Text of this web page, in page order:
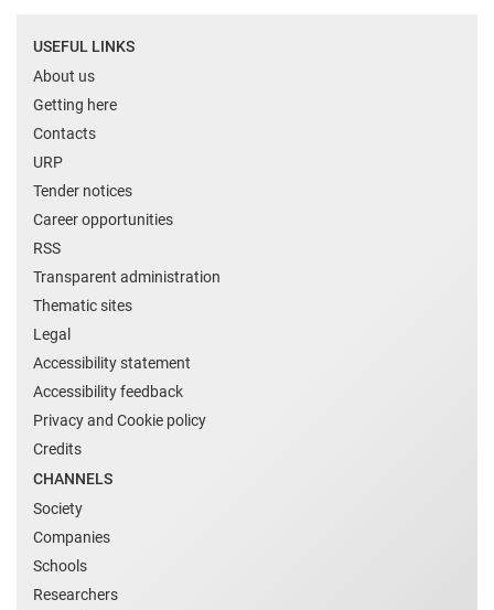
USEFUL LINKS
About us
Getting here
Contacts
URP
Tender notices
Career opportunities
RSS
Transparent administration
Thematic sites
Legal
Accessibility statement
Accessibility feedback
Privacy and Cookie policy
Credits
CHANNELS
Society
Companies
Schools
Researchers